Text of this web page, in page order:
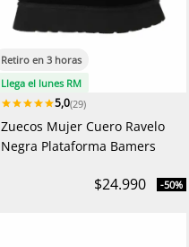
Retiro en 3 horas
Llega el lunes RM
5,0(29)
Zuecos Mujer Cuero Ravelo
Negra Plataforma Bamers
$24.990 -50%